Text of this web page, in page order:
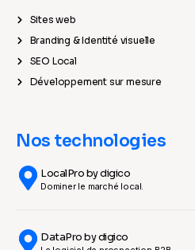
Sites web
Branding & Identité visuelle
SEO Local
Développement sur mesure
Nos technologies
LocalPro by digico
Dominer le marché local.
DataPro by digico